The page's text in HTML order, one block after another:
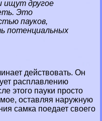
ищут другое
Это
пауков,
потенциальных
действовать. Он
расплавлению
этого пауки просто
оставляя наружную
самка поедает своего